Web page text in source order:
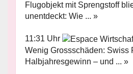
Flugobjekt mit Sprengstoff
unentdeckt: Wie ... »
11:31 Uhr
Wenig Grossschäden: Swiss
Halbjahresgewinn – und ... »